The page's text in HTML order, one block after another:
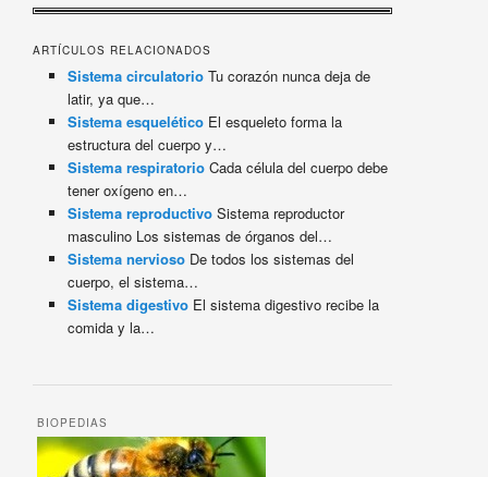
ARTÍCULOS RELACIONADOS
Sistema circulatorio Tu corazón nunca deja de
latir, ya que…
Sistema esquelético El esqueleto forma la
estructura del cuerpo y…
Sistema respiratorio Cada célula del cuerpo debe
tener oxígeno en…
Sistema reproductivo Sistema reproductor
masculino Los sistemas de órganos del…
Sistema nervioso De todos los sistemas del
cuerpo, el sistema…
Sistema digestivo El sistema digestivo recibe la
comida y la…
BIOPEDIAS